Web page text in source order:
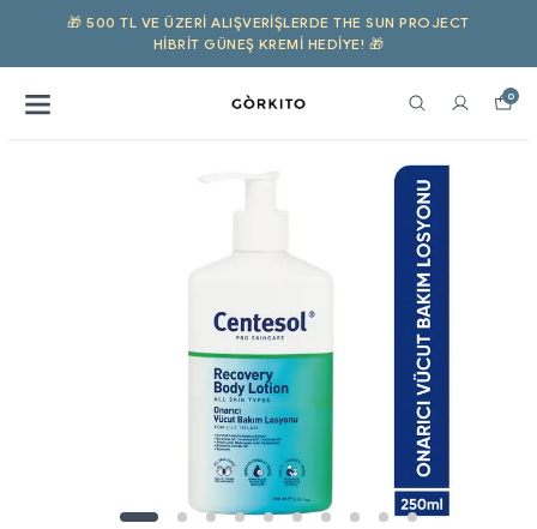
🎁 500 TL VE ÜZERI ALIŞVERIŞLERDE THE SUN PROJECT
HIBRIT GÜNEŞ KREMI HEDİYE! 🎁
0